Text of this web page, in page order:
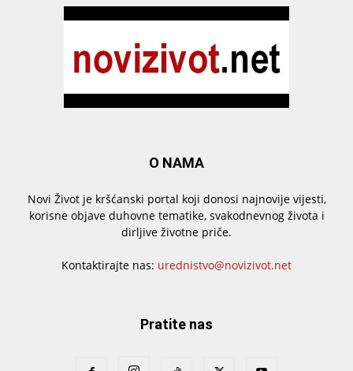
O NAMA
Novi Život je kršćanski portal koji donosi najnovije vijesti,
korisne objave duhovne tematike, svakodnevnog života i
dirljive životne priče.
Kontaktirajte nas: urednistvo@novizivot.net
Pratite nas